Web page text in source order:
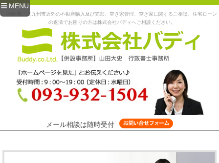
MENU
福岡県、北九州市近郊の不動産購入及び売却、空き家管理、空き家に関するご相談、住宅ローン
の返済でお困りの方は株式会社バディへご相談ください。
メール相談は随時受付